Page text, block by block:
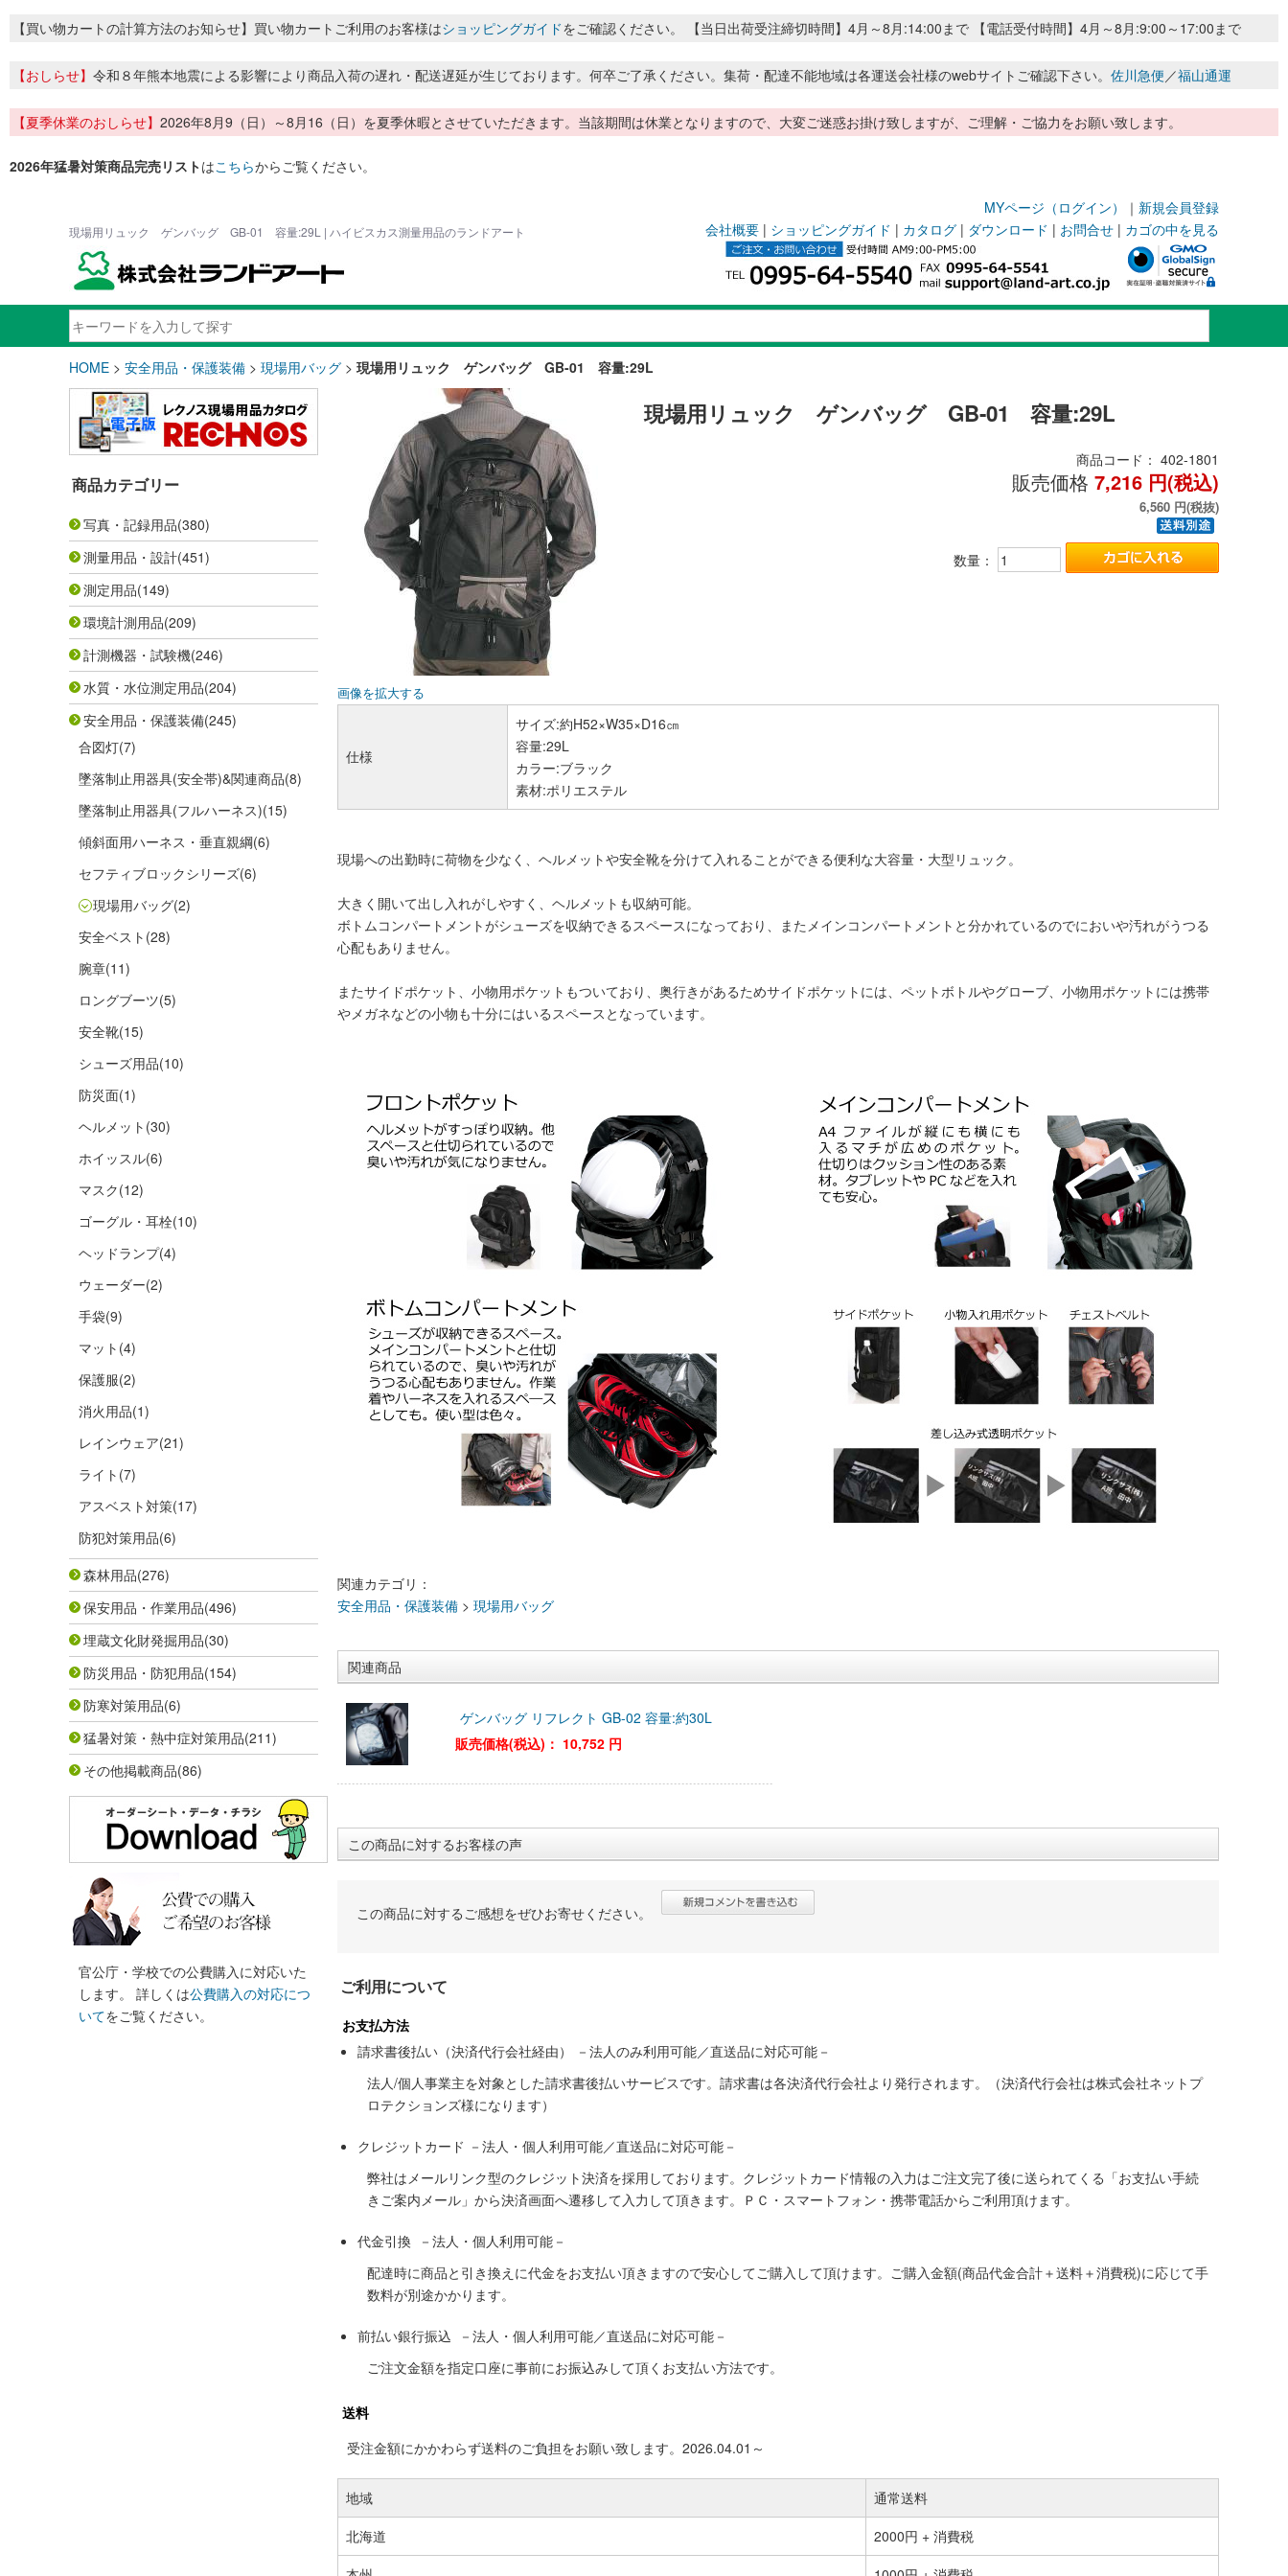
【買い物カートの計算方法のお知らせ】買い物カートご利用のお客様はショッピングガイドをご確認ください。 【当日出荷受注締切時間】4月～8月:14:00まで 【電話受付時間】4月～8月:9:00～17:00まで
【おしらせ】 令和８年熊本地震による影響により商品入荷の遅れ・配送遅延が生じております。何卒ご了承ください。集荷・配達不能地域は各運送会社様のwebサイトご確認下さい。 佐川急便／福山通運
【夏季休業のおしらせ】 2026年8月9（日）～8月16（日）を夏季休暇とさせていただきます。当該期間は休業となりますので、大変ご迷惑お掛け致しますが、ご理解・ご協力をお願い致します。
2026年猛暑対策商品完売リストはこちらからご覧ください。
MYページ（ログイン） ｜ 新規会員登録
現場用リュック ゲンバッグ GB-01 容量:29L | ハイビスカス測量用品のランドアート 会社概要 | ショッピングガイド | カタログ | ダウンロード | お問合せ | カゴの中を見る
HOME > 安全用品・保護装備 > 現場用バッグ > 現場用リュック ゲンバッグ GB-01 容量:29L
商品カテゴリー
写真・記録用品(380)
測量用品・設計(451)
測定用品(149)
環境計測用品(209)
計測機器・試験機(246)
水質・水位測定用品(204)
安全用品・保護装備(245)
合図灯(7)
墜落制止用器具(安全帯)&関連商品(8)
墜落制止用器具(フルハーネス)(15)
傾斜面用ハーネス・垂直親綱(6)
セフティブロックシリーズ(6)
現場用バッグ(2)
安全ベスト (28)
腕章(11)
ロングブーツ(5)
安全靴(15)
シューズ用品(10)
防災面(1)
ヘルメット (30)
ホイッスル(6)
マスク(12)
ゴーグル・耳栓(10)
ヘッドランプ(4)
ウェーダー(2)
手袋(9)
マット (4)
保護服(2)
消火用品(1)
レインウェア(21)
ライト (7)
アスベスト対策(17)
防犯対策用品(6)
森林用品(276)
保安用品・作業用品(496)
埋蔵文化財発掘用品(30)
防災用品・防犯用品(154)
防寒対策用品(6)
猛暑対策・熱中症対策用品(211)
その他掲載商品(86)
官公庁・学校での公費購入に対応いた
します。 詳しくは公費購入の対応につ
いてをご覧ください。
画像を拡大する
現場用リュック ゲンバッグ GB-01 容量:29L
商品コード： 402-1801
販売価格 7,216 円(税込)
6,560 円(税抜)
数量：
仕様
サイズ:約H52×W35×D16㎝
容量:29L
カラー:ブラック
素材:ポリエステル
現場への出勤時に荷物を少なく、ヘルメットや安全靴を分けて入れることができる便利な大容量・大型リュック。
大きく開いて出し入れがしやすく、ヘルメットも収納可能。
ボトムコンパートメントがシューズを収納できるスペースになっており、またメインコンパートメントと分かれているのでにおいや汚れがうつる
心配もありません。
またサイドポケット、小物用ポケットもついており、奥行きがあるためサイドポケットには、ペットボトルやグローブ、小物用ポケットには携帯
やメガネなどの小物も十分にはいるスペースとなっています。
関連カテゴリ：
安全用品・保護装備 > 現場用バッグ
関連商品
ゲンバッグ リフレクト GB-02 容量:約30L
販売価格(税込)： 10,752 円
この商品に対するお客様の声
この商品に対するご感想をぜひお寄せください。
ご利用について
お支払方法
請求書後払い（決済代行会社経由） －法人のみ利用可能／直送品に対応可能－
法人/個人事業主を対象とした請求書後払いサービスです。請求書は各決済代行会社より発行されます。（決済代行会社は株式会社ネットプ
ロテクションズ様になります）
クレジットカード －法人・個人利用可能／直送品に対応可能－
弊社はメールリンク型のクレジット決済を採用しております。クレジットカード情報の入力はご注文完了後に送られてくる「お支払い手続
きご案内メール」から決済画面へ遷移して入力して頂きます。ＰＣ・スマートフォン・携帯電話からご利用頂けます。
代金引換 －法人・個人利用可能－
配達時に商品と引き換えに代金をお支払い頂きますので安心してご購入して頂けます。ご購入金額(商品代金合計＋送料＋消費税)に応じて手
数料が別途かかります。
前払い銀行振込 －法人・個人利用可能／直送品に対応可能－
ご注文金額を指定口座に事前にお振込みして頂くお支払い方法です。
送料
受注金額にかかわらず送料のご負担をお願い致します。2026.04.01～
地域
通常送料
北海道
2000円 + 消費税